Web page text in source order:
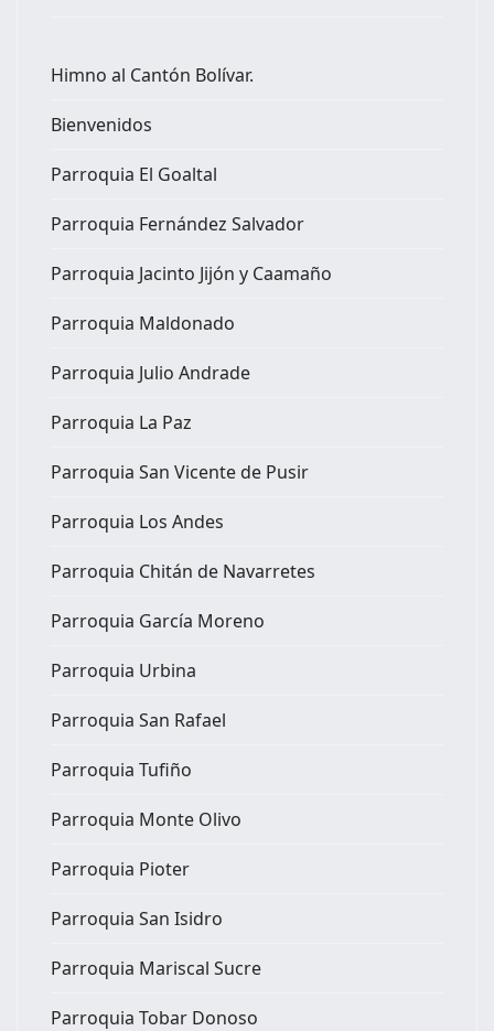
Himno al Cantón Bolívar.
Bienvenidos
Parroquia El Goaltal
Parroquia Fernández Salvador
Parroquia Jacinto Jijón y Caamaño
Parroquia Maldonado
Parroquia Julio Andrade
Parroquia La Paz
Parroquia San Vicente de Pusir
Parroquia Los Andes
Parroquia Chitán de Navarretes
Parroquia García Moreno
Parroquia Urbina
Parroquia San Rafael
Parroquia Tufiño
Parroquia Monte Olivo
Parroquia Pioter
Parroquia San Isidro
Parroquia Mariscal Sucre
Parroquia Tobar Donoso